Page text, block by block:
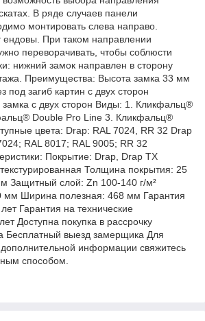
В ряде случаев панели
монтировать слева направо.
При таком направлении
переворачивать, чтобы соблюсти
нижний замок направлен в сторону
Преимущества: Высота замка 33 мм
под загиб картин с двух сторон
замка с двух сторон Виды: 1. Кликфальц®
Double Pro Line 3. Кликфальц®
цвета: Drap: RAL 7024, RR 32 Drap
RAL 8017; RAL 9005; RR 32
Покрытие: Drap, Drap TX
Толщина покрытия: 25
Защитный слой: Zn 100-140 г/м²
Ширина полезная: 468 мм Гарантия
Гарантия на технические
Доступна покупка в рассрочку
Бесплатный выезд замерщика Для
информации свяжитесь
способом.